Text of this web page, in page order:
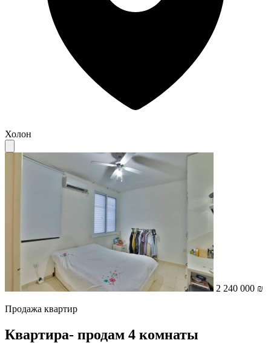
Холон
2 240 000 ₪
Продажа квартир
Квартира- продам 4 комнаты